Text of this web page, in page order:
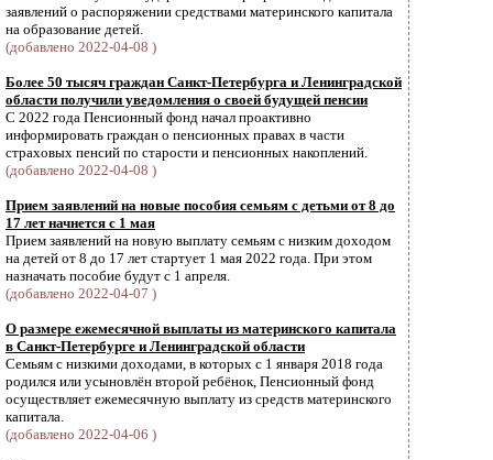
заявлений о распоряжении средствами материнского капитала
на образование детей.
(добавлено 2022-04-08 )
Более 50 тысяч граждан Санкт-Петербурга и Ленинградской
области получили уведомления о своей будущей пенсии
С 2022 года Пенсионный фонд начал проактивно
информировать граждан о пенсионных правах в части
страховых пенсий по старости и пенсионных накоплений.
(добавлено 2022-04-08 )
Прием заявлений на новые пособия семьям с детьми от 8 до
17 лет начнется с 1 мая
Прием заявлений на новую выплату семьям с низким доходом
на детей от 8 до 17 лет стартует 1 мая 2022 года. При этом
назначать пособие будут с 1 апреля.
(добавлено 2022-04-07 )
О размере ежемесячной выплаты из материнского капитала
в Санкт-Петербурге и Ленинградской области
Семьям с низкими доходами, в которых с 1 января 2018 года
родился или усыновлён второй ребёнок, Пенсионный фонд
осуществляет ежемесячную выплату из средств материнского
капитала.
(добавлено 2022-04-06 )